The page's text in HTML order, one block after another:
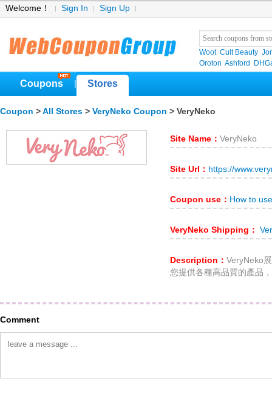
Welcome！ Sign In Sign Up
Woot Cult Beauty
Oroton Ashford
Coupons Stores
Coupon > All Stores > VeryNeko Coupon > VeryNeko
Site Name： VeryNeko
Site Url： https://
Coupon use： How to
VeryNeko Shipping：
Description： VeryNeko
您提供各種高品質的產品
Comment